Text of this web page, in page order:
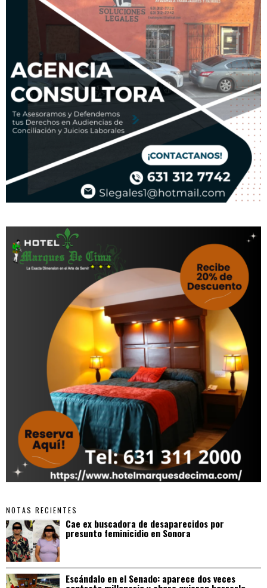
NOTAS RECIENTES
Cae ex buscadora de desaparecidos por
presunto feminicidio en Sonora
Escándalo en el Senado: aparece dos veces